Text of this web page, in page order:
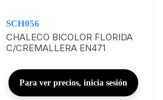
SCH056
CHALECO BICOLOR FLORIDA
C/CREMALLERA EN471
Para ver precios, inicia sesión